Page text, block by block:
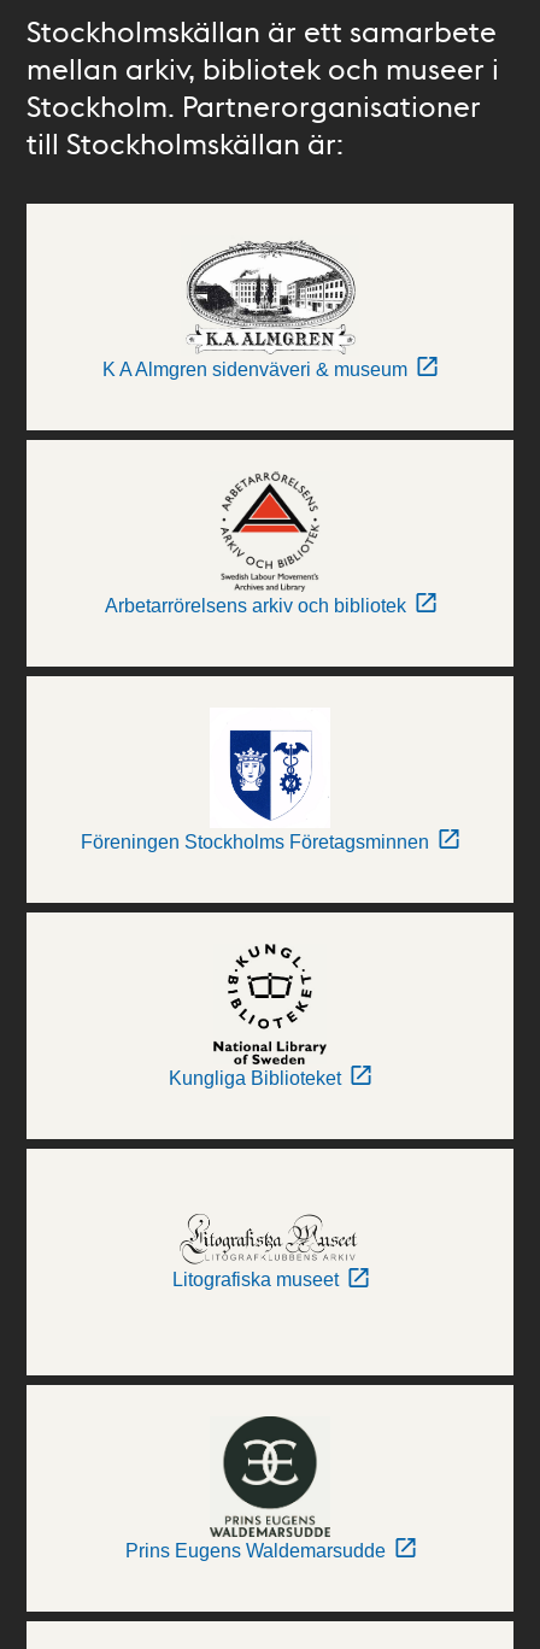
Stockholmskällan är ett samarbete
mellan arkiv, bibliotek och museer i
Stockholm. Partnerorganisationer
till Stockholmskällan är:
K A Almgren sidenväveri & museum
Arbetarrörelsens arkiv och bibliotek
Föreningen Stockholms Företagsminnen
Kungliga Biblioteket
Litografiska museet
Prins Eugens Waldemarsudde